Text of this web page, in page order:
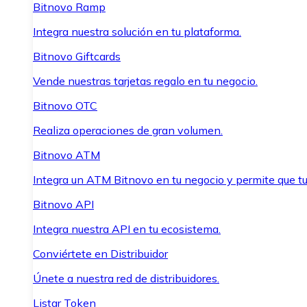
Bitnovo Ramp
Integra nuestra solución en tu plataforma.
Bitnovo Giftcards
Vende nuestras tarjetas regalo en tu negocio.
Bitnovo OTC
Realiza operaciones de gran volumen.
Bitnovo ATM
Integra un ATM Bitnovo en tu negocio y permite que
Bitnovo API
Integra nuestra API en tu ecosistema.
Conviértete en Distribuidor
Únete a nuestra red de distribuidores.
Listar Token